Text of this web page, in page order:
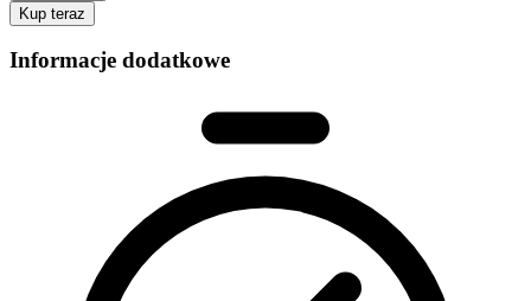
Kup teraz
Informacje dodatkowe